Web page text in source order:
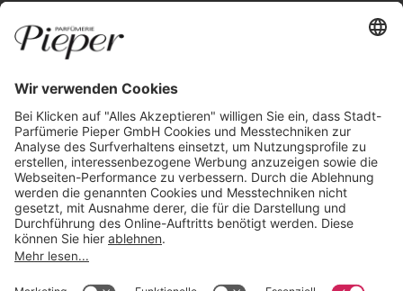
AGB
Widerrufsbelehrung
GARANTIERTE SICHERHEIT